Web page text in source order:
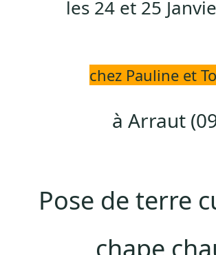
les 24 et 25
chez Pauline et
à Arraut
Pose de terre